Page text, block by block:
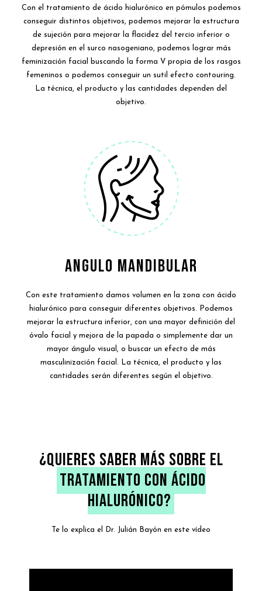
Con el tratamiento de ácido hialurónico en pómulos podemos
conseguir distintos objetivos, podemos mejorar la estructura
de sujeción para mejorar la flacidez del tercio inferior o
depresión en el surco nasogeniano, podemos lograr más
feminización facial buscando la forma V propia de los rasgos
femeninos o podemos conseguir un sutil efecto contouring.
La técnica, el producto y las cantidades dependen del
objetivo.
ANGULO MANDIBULAR
Con este tratamiento damos volumen en la zona con ácido
hialurónico para conseguir diferentes objetivos. Podemos
mejorar la estructura inferior, con una mayor definición del
óvalo facial y mejora de la papada o simplemente dar un
mayor ángulo visual, o buscar un efecto de más
masculinización facial. La técnica, el producto y las
cantidades serán diferentes según el objetivo.
¿QUIERES SABER MÁS SOBRE EL
TRATAMIENTO CON ÁCIDO
HIALURÓNICO?
Te lo explica el Dr. Julián Bayón en este vídeo